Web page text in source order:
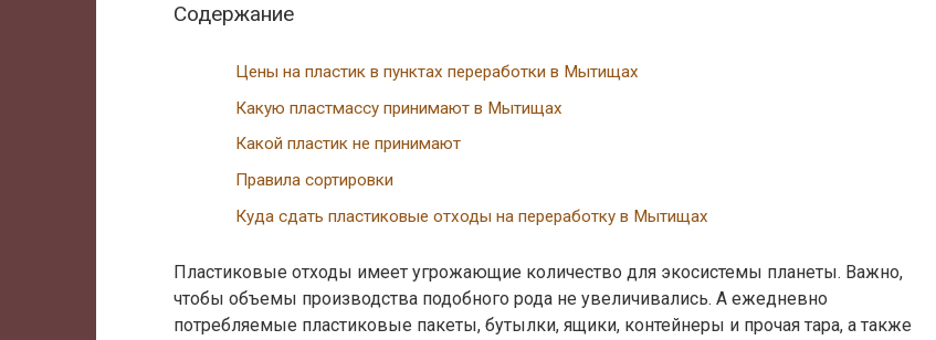
Содержание
Цены на пластик в пунктах переработки в Мытищах
Какую пластмассу принимают в Мытищах
Какой пластик не принимают
Правила сортировки
Куда сдать пластиковые отходы на переработку в Мытищах
Пластиковые отходы имеет угрожающие количество для экосистемы планеты. Важно,
чтобы объемы производства подобного рода не увеличивались. А ежедневно
потребляемые пластиковые пакеты, бутылки, ящики, контейнеры и прочая тара, а также